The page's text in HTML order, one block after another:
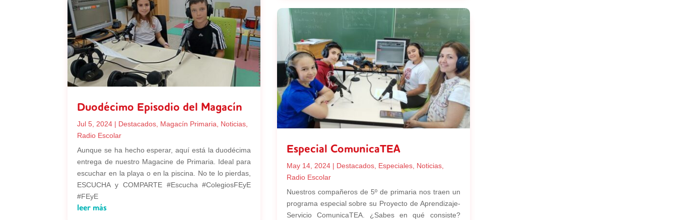
Duodécimo Episodio del Magacín
Jul 5, 2024 | Destacados, Magacín Primaria, Noticias,
Radio Escolar
Aunque se ha hecho esperar, aquí está la duodécima
entrega de nuestro Magacine de Primaria. Ideal para
escuchar en la playa o en la piscina. No te lo pierdas,
ESCUCHA y COMPARTE #Escucha #ColegiosFEyE
#FEyE
leer más
Especial ComunicaTEA
May 14, 2024| Destacados, Especiales, Noticias,
Radio Escolar
Nuestros compañeros de 5º de primaria nos traen un
programa especial sobre su Proyecto de Aprendizaje-
Servicio ComunicaTEA. ¿Sabes en qué consiste?